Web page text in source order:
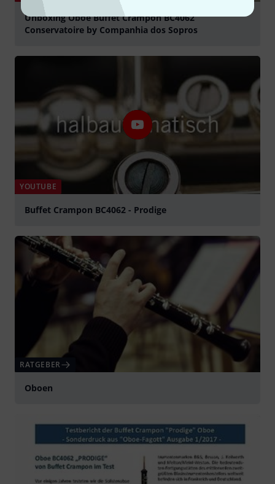
Unboxing Oboé Buffet Crampon BC4062
Conservatoire by Companhia dos Sopros
YOUTUBE
Buffet Crampon BC4062 - Prodige
RATGEBER
Oboen